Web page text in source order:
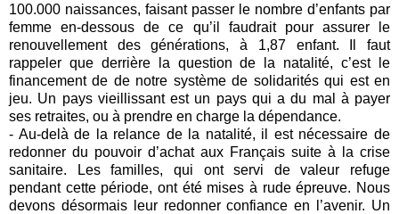
100.000 naissances, faisant passer le nombre d’enfants par
femme en-dessous de ce qu’il faudrait pour assurer le
renouvellement des générations, à 1,87 enfant. Il faut
rappeler que derrière la question de la natalité, c’est le
financement de de notre système de solidarités qui est en
jeu. Un pays vieillissant est un pays qui a du mal à payer
ses retraites, ou à prendre en charge la dépendance.
- Au-delà de la relance de la natalité, il est nécessaire de
redonner du pouvoir d’achat aux Français suite à la crise
sanitaire. Les familles, qui ont servi de valeur refuge
pendant cette période, ont été mises à rude épreuve. Nous
devons désormais leur redonner confiance en l’avenir. Un